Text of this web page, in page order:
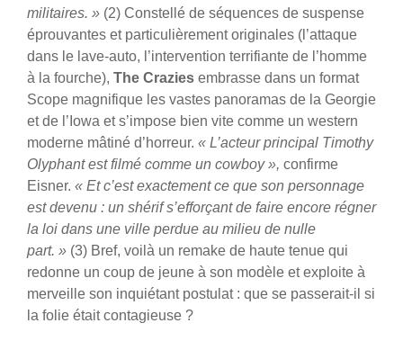
militaires. » (2) Constellé de séquences de suspense
éprouvantes et particulièrement originales (l’attaque
dans le lave-auto, l’intervention terrifiante de l’homme
à la fourche), The Crazies embrasse dans un format
Scope magnifique les vastes panoramas de la Georgie
et de l’Iowa et s’impose bien vite comme un western
moderne mâtiné d’horreur. « L’acteur principal Timothy
Olyphant est filmé comme un cowboy », confirme
Eisner. « Et c’est exactement ce que son personnage
est devenu : un shérif s’efforçant de faire encore régner
la loi dans une ville perdue au milieu de nulle
part. » (3) Bref, voilà un remake de haute tenue qui
redonne un coup de jeune à son modèle et exploite à
merveille son inquiétant postulat : que se passerait-il si
la folie était contagieuse ?